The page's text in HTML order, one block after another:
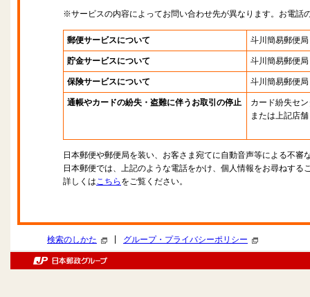
※サービスの内容によってお問い合わせ先が異なります。お電話
郵便サービスについて 斗川簡易郵便局
貯金サービスについて 斗川簡易郵便局
保険サービスについて 斗川簡易郵便局
通帳やカードの紛失・盗難に伴うお取引の停止
カード紛失セ
または上記店舗
日本郵便や郵便局を装い、お客さま宛てに自動音声等による不審
日本郵便では、上記のような電話をかけ、個人情報をお尋ねする
詳しくはこちら をご覧ください。
検索のしかた グループ・プライバシーポリシー